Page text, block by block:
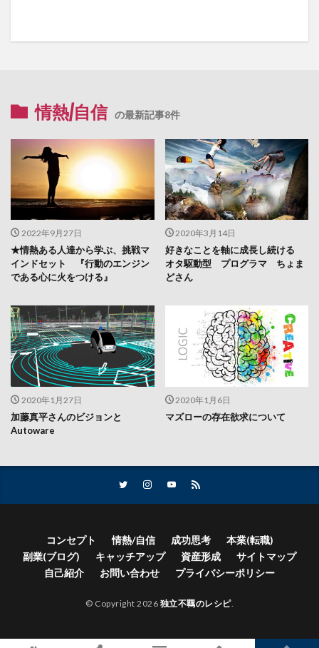
情熱/自信 の最新記事8件
2022年9月27日
★情熱ある人達から学ぶ、挑戦マ
インドセット 『行動のエンジン
である心に火をつける』
2020年3月14日
好きなことを軸に成長し続ける
オタ駆動型 プログラマ ちょま
どさん
2020年1月27日
加藤真平さんのビジョンと
Autoware
2020年1月6日
マズローの存在欲求について
コンセプト 情熱/自信 成功思考
本業(転職)
副業(ブログ)
キャッチアップ 資産形成
サイトマップ
自己紹介
お問い合わせ プライバシーポリシー
© Copyright 2026 独立不羈のレシピ.